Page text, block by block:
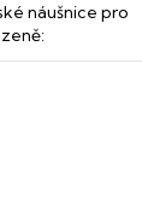
náušnice pro
: